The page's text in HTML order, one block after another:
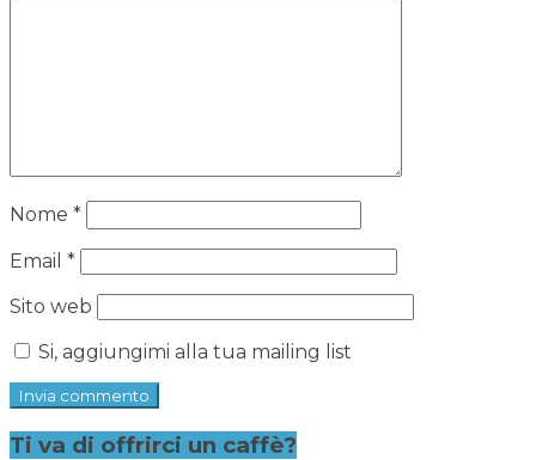
Nome *
Email *
Sito web
Si, aggiungimi alla tua mailing list
Ti va di offrirci un caffè?